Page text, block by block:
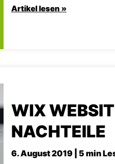
Artikel lesen »
WIX
NACHTEILE
6. August 2019 | 5 min